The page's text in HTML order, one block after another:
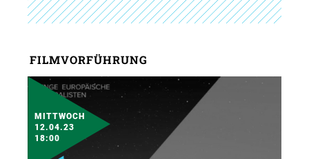
FILMVORFÜHRUNG
MITTWOCH
12.04.23
18:00